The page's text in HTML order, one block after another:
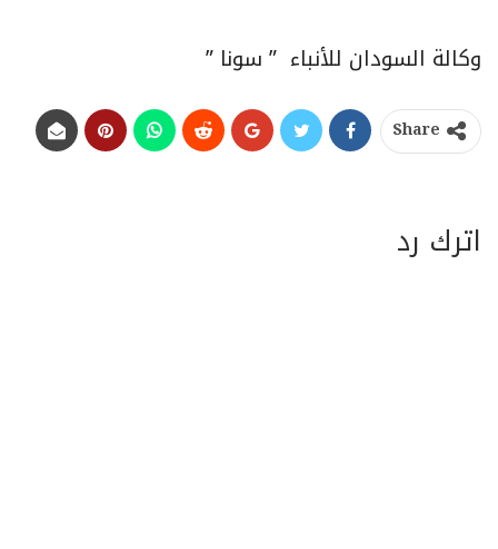
وكالة السودان للأنباء ” سونا ”
Share
اترك رد